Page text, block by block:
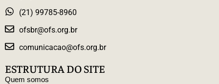
(21) 99785-8960
ofsbr@ofs.org.br
comunicacao@ofs.org.br
ESTRUTURA DO SITE
Quem somos